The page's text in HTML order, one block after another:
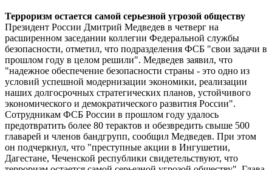
Терроризм остается самой серьезной угрозой обществу
Президент России Дмитрий Медведев в четверг на
расширенном заседании коллегии Федеральной службы
безопасности, отметил, что подразделения ФСБ "свои задачи в
прошлом году в целом решили". Медведев заявил, что
"надежное обеспечение безопасности страны - это одно из
условий успешной модернизации экономики, реализации
наших долгосрочных стратегических планов, устойчивого
экономического и демократического развития России".
Сотрудникам ФСБ России в прошлом году удалось
предотвратить более 80 терактов и обезвредить свыше 500
главарей и членов бандгрупп, сообщил Медведев. При этом
он подчеркнул, что "преступные акции в Ингушетии,
Дагестане, Чеченской республики свидетельствуют, что